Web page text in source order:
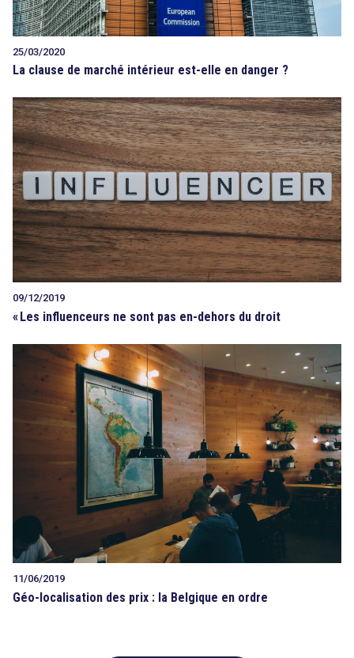
25/03/2020
La clause de marché intérieur est-elle en danger ?
09/12/2019
«Les influenceurs ne sont pas en-dehors du droit
11/06/2019
Géo-localisation des prix : la Belgique en ordre